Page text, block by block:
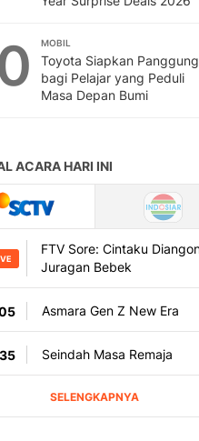
MOBIL
Toyota Siapkan Panggung
bagi Pelajar yang Peduli
Masa Depan Bumi